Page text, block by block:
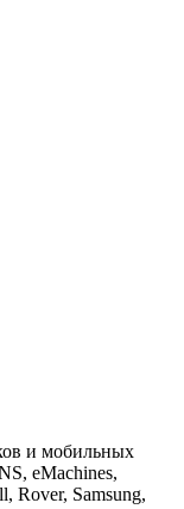
и мобильных
eMachines,
Rover, Samsung,